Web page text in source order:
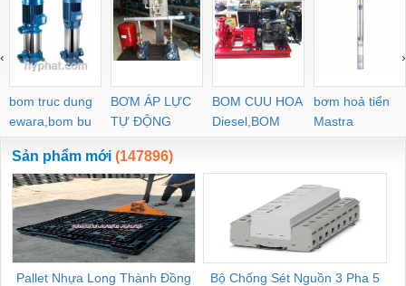
bom truc dung
ewara,bom bu
ewara
BƠM ÁP LỰC
TỰ ĐỘNG
BOM CUU HOA
Diesel,BOM
CHUA CHAY
bơm hoả tiển
Mastra
‹ ›
Sản phẩm mới (147896)
Pallet Nhựa Long Thành Đồng
Bộ Chống Sét Nguồn 3 Pha 5